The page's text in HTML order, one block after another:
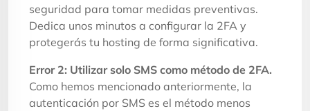
seguridad para tomar medidas preventivas.
Dedica unos minutos a configurar la 2FA y
protegerás tu hosting de forma significativa.
Error 2: Utilizar solo SMS como método de 2FA.
Como hemos mencionado anteriormente, la
autenticación por SMS es el método menos